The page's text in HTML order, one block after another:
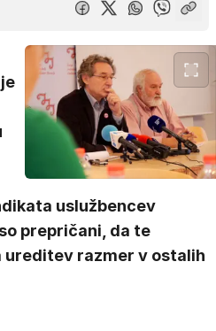
uslužbencev
prepričani, da te
ureditev razmer v ostalih